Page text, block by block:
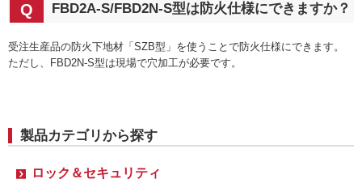
FBD2A-S/FBD2N-S型は防火仕様にできますか？
受注生産品の防火下地材「SZB型」を使うことで防火仕様にできます。
ただし、FBD2N-S型は現場で穴加工が必要です。
製品カテゴリから探す
ロック＆セキュリティ